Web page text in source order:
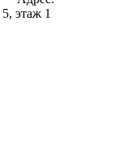
этаж 1